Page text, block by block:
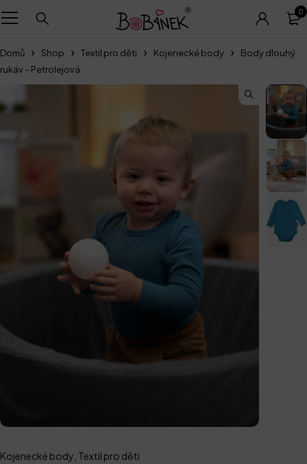
0
Domů Shop Textil pro děti Kojenecké body
Body dlouhý
rukáv – Petrolejová
Kojenecké body Textil pro děti